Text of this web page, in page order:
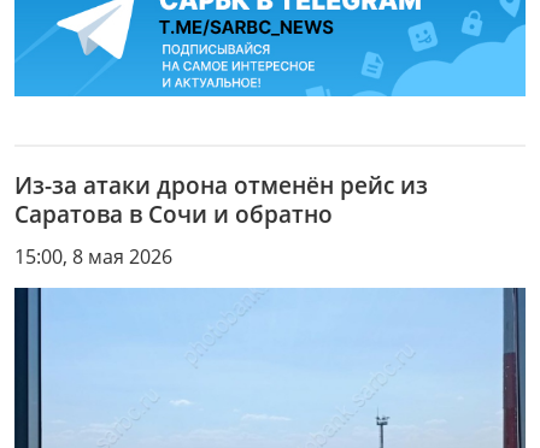
Из-за атаки дрона отменён рейс из
Саратова в Сочи и обратно
15:00, 8 мая 2026